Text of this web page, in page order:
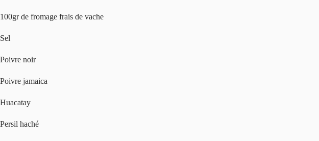
100gr de fromage frais de vache
Sel
Poivre noir
Poivre jamaica
Huacatay
Persil haché